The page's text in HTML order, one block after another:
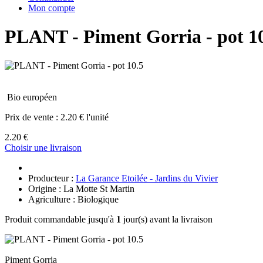
Mon compte
PLANT - Piment Gorria - pot
Bio européen
Prix de vente : 2.20 € l'unité
2.20 €
Choisir une livraison
Producteur : La Garance Etoilée - Jardins du Vivier
Origine : La Motte St Martin
Agriculture : Biologique
Produit commandable jusqu'à 1 jour(s) avant la livraison
Piment Gorria